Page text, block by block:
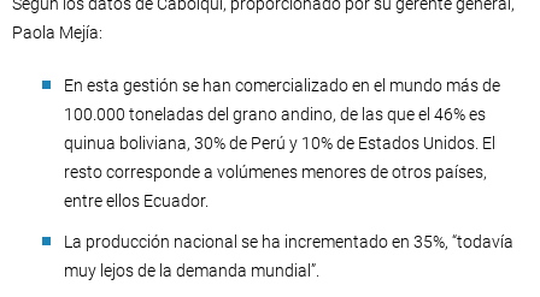
Paola Mejía:
En esta gestión se han comercializado en el mundo más de
100.000 toneladas del grano andino, de las que el 46% es
quinua boliviana, 30% de Perú y 10% de Estados Unidos. El
resto corresponde a volúmenes menores de otros países,
entre ellos Ecuador.
La producción nacional se ha incrementado en 35%, “todavía
muy lejos de la demanda mundial”.